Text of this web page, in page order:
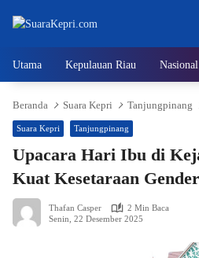
Utama Kepulauan Riau Nasional
Beranda Suara Kepri Tanjungpinang
Suara Kepri Tanjungpinang
Upacara Hari Ibu di
Kuat Kesetaraan
Thafan Casper
2 Min Baca
Senin, 22 Desember 2025